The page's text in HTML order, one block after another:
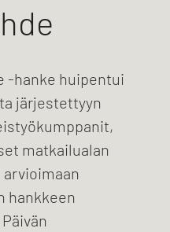
-hanke huipentui
järjestettyyn
matkailualan
hankkeen